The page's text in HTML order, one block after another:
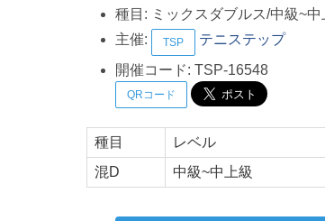
種目: ミックスダブルス/中級~中
主催:
TSP
テニステップ
開催コード: TSP-16548
QRコード
種目 レベル
混D
中級~中上級